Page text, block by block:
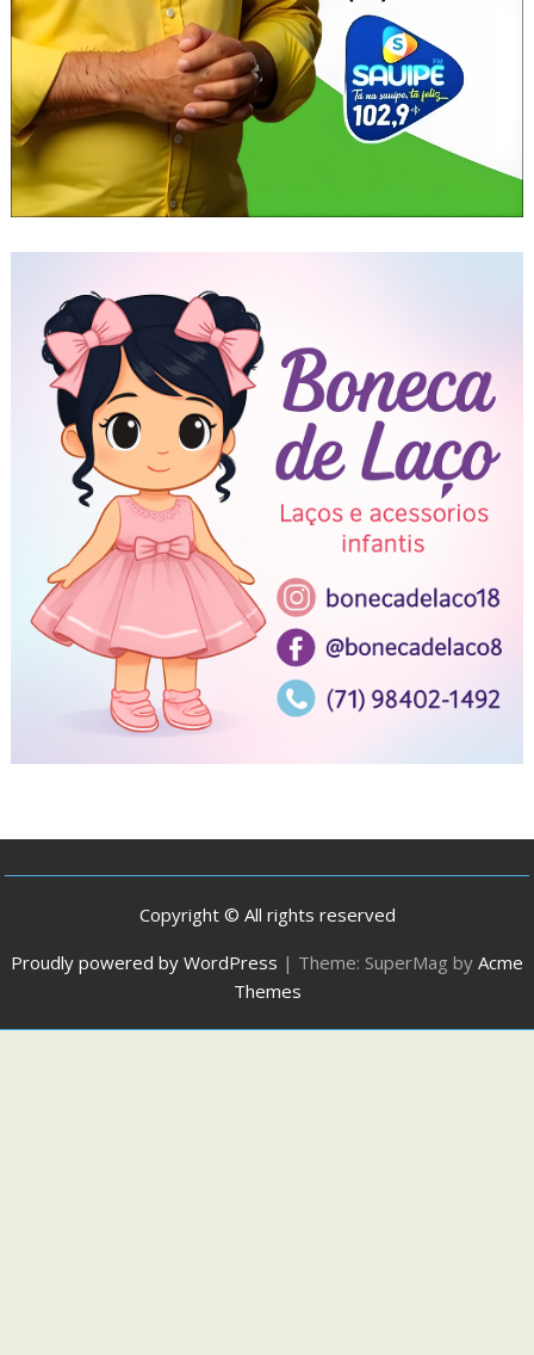
Copyright © All rights reserved
Proudly powered by WordPress | Theme: SuperMag by Acme
Themes